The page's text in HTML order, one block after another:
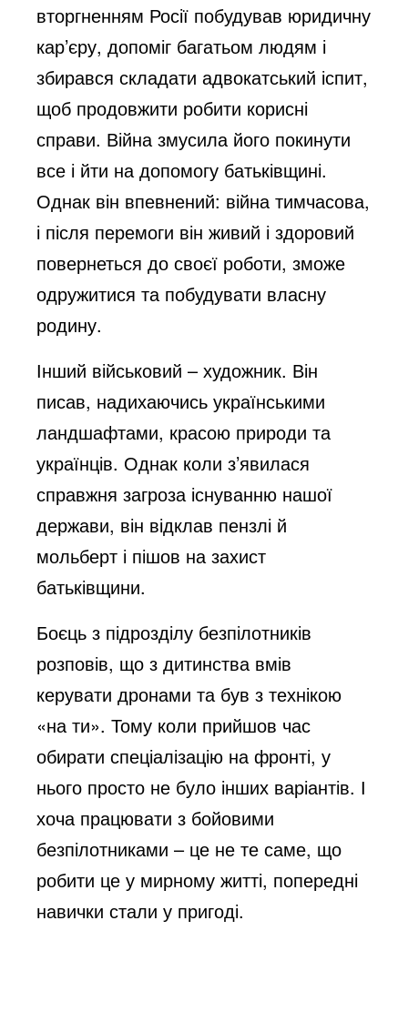
вторгненням Росії побудував юридичну
кар’єру, допоміг багатьом людям і
збирався складати адвокатський іспит,
щоб продовжити робити корисні
справи. Війна змусила його покинути
все і йти на допомогу батьківщині.
Однак він впевнений: війна тимчасова,
і після перемоги він живий і здоровий
повернеться до своєї роботи, зможе
одружитися та побудувати власну
родину.
Інший військовий – художник. Він
писав, надихаючись українськими
ландшафтами, красою природи та
українців. Однак коли з’явилася
справжня загроза існуванню нашої
держави, він відклав пензлі й
мольберт і пішов на захист
батьківщини.
Боєць з підрозділу безпілотників
розповів, що з дитинства вмів
керувати дронами та був з технікою
«на ти». Тому коли прийшов час
обирати спеціалізацію на фронті, у
нього просто не було інших варіантів. І
хоча працювати з бойовими
безпілотниками – це не те саме, що
робити це у мирному житті, попередні
навички стали у пригоді.